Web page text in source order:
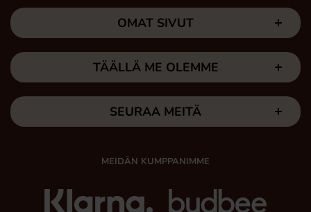
OMAT SIVUT
TÄÄLLÄ ME OLEMME
SEURAA MEITÄ
MEIDÄN KUMPPANIMME